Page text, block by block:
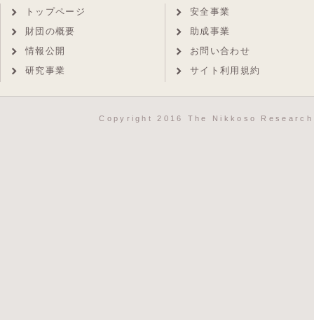
トップページ
財団の概要
情報公開
研究事業
安全事業
助成事業
お問い合わせ
サイト利用規約
Copyright 2016 The Nikkoso